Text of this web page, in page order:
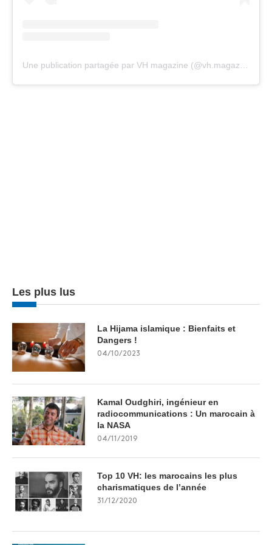
Les plus lus
La Hijama islamique : Bienfaits et
Dangers !
04/10/2023
Kamal Oudghiri, ingénieur en
radiocommunications : Un marocain à
la NASA
04/11/2019
Top 10 VH: les marocains les plus
charismatiques de l’année
31/12/2020